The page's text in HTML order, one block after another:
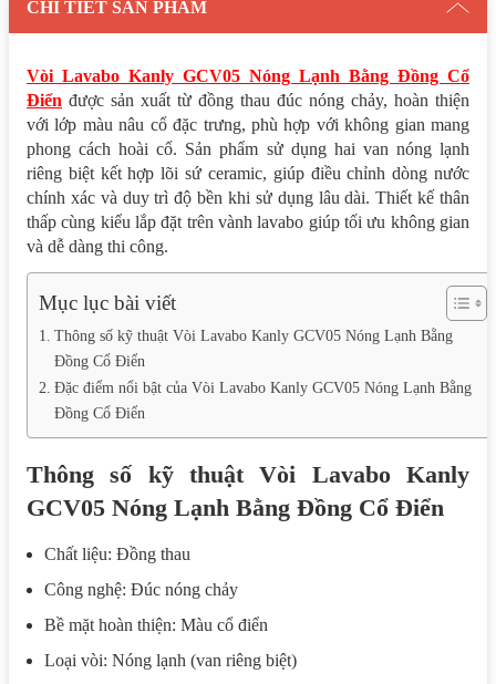
CHI TIẾT SẢN PHẨM
Vòi Lavabo Kanly GCV05 Nóng Lạnh Bằng Đồng Cổ
Điển được sản xuất từ đồng thau đúc nóng chảy, hoàn thiện
với lớp màu nâu cổ đặc trưng, phù hợp với không gian mang
phong cách hoài cổ. Sản phẩm sử dụng hai van nóng lạnh
riêng biệt kết hợp lõi sứ ceramic, giúp điều chỉnh dòng nước
chính xác và duy trì độ bền khi sử dụng lâu dài. Thiết kế thân
thấp cùng kiểu lắp đặt trên vành lavabo giúp tối ưu không gian
và dễ dàng thi công.
Mục lục bài viết
Thông số kỹ thuật Vòi Lavabo Kanly GCV05 Nóng Lạnh Bằng
Đồng Cổ Điển
Đặc điểm nổi bật của Vòi Lavabo Kanly GCV05 Nóng Lạnh Bằng
Đồng Cổ Điển
Thông số kỹ thuật Vòi Lavabo Kanly
GCV05 Nóng Lạnh Bằng Đồng Cổ Điển
Chất liệu: Đồng thau
Công nghệ: Đúc nóng chảy
Bề mặt hoàn thiện: Màu cổ điển
Loại vòi: Nóng lạnh (van riêng biệt)